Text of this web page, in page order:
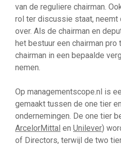
van de reguliere chairman.
rol ter discussie staat, neemt
over. Als de chairman en
het bestuur een chairman pro
chairman in een bepaalde
nemen.
Op managementscope.nl is
gemaakt tussen de one tier
ondernemingen. De one tier
ArcelorMittal en Unilever)
of Directors, terwijl de two